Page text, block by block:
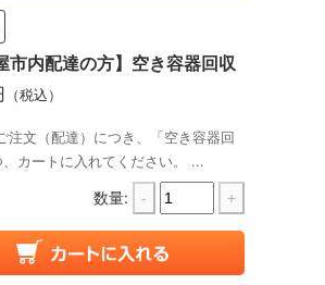
市内配達の方】空き容器回収
（税込）
文（配達）につき、「空き容器回
、カートに入れてください。 ...
数量: - +